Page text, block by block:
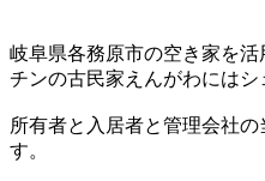
岐阜県各務原市の空き家を
チンの古民家えんがわにはシ
所有者と入居者と管理会社
す。